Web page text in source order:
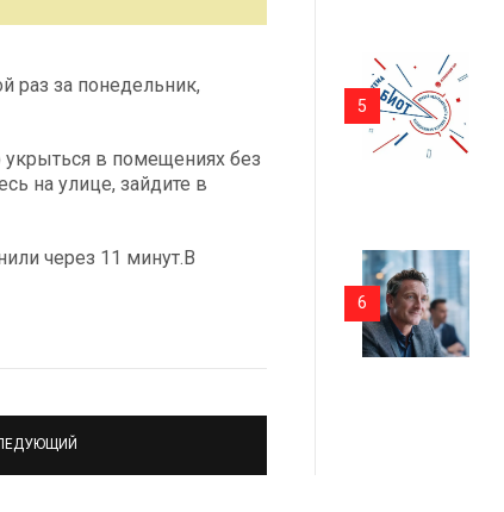
раз за понедельник,
укрыться в помещениях без
на улице, зайдите в
через 11 минут.В
5
6